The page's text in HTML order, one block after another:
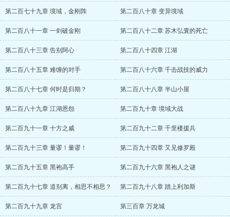
第二百七十九章 境域，金刚阵 第二百八十章 变异境域
第二百八十一章 一剑破金刚 第二百八十二章 苏木弘寰的死亡
第二百八十三章 告别阿心 第二百八十四章 江湖
第二百八十五章 难缠的对手 第二百八十六章 千击战技的威力
第二百八十七章 何时是归期？ 第二百八十八章 半山小屋
第二百八十九章 江湖恩怨 第二百九十章 境域大战
第二百九十一章 十方之威 第二百九十二章 千里楼援兵
第二百九十三章 量谬！量谬！ 第二百九十四章 又见修罗殿
第二百九十五章 黑袍高手 第二百九十六章 黑袍人之谜
第二百九十七章 道别离，相思不相思？ 第二百九十八章 踏上利加斯
第二百九十九章 龙宫 第三百章 万龙城